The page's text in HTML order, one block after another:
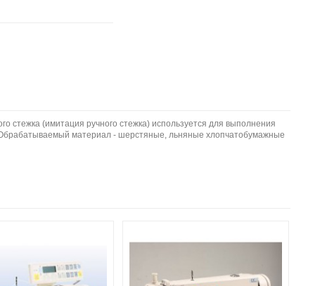
стежка (имитация ручного стежка) используется для выполнения
Обрабатываемый материал - шерстяные, льняные хлопчатобумажные